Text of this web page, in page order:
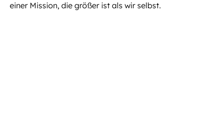
einer Mission, die größer ist als wir selbst.